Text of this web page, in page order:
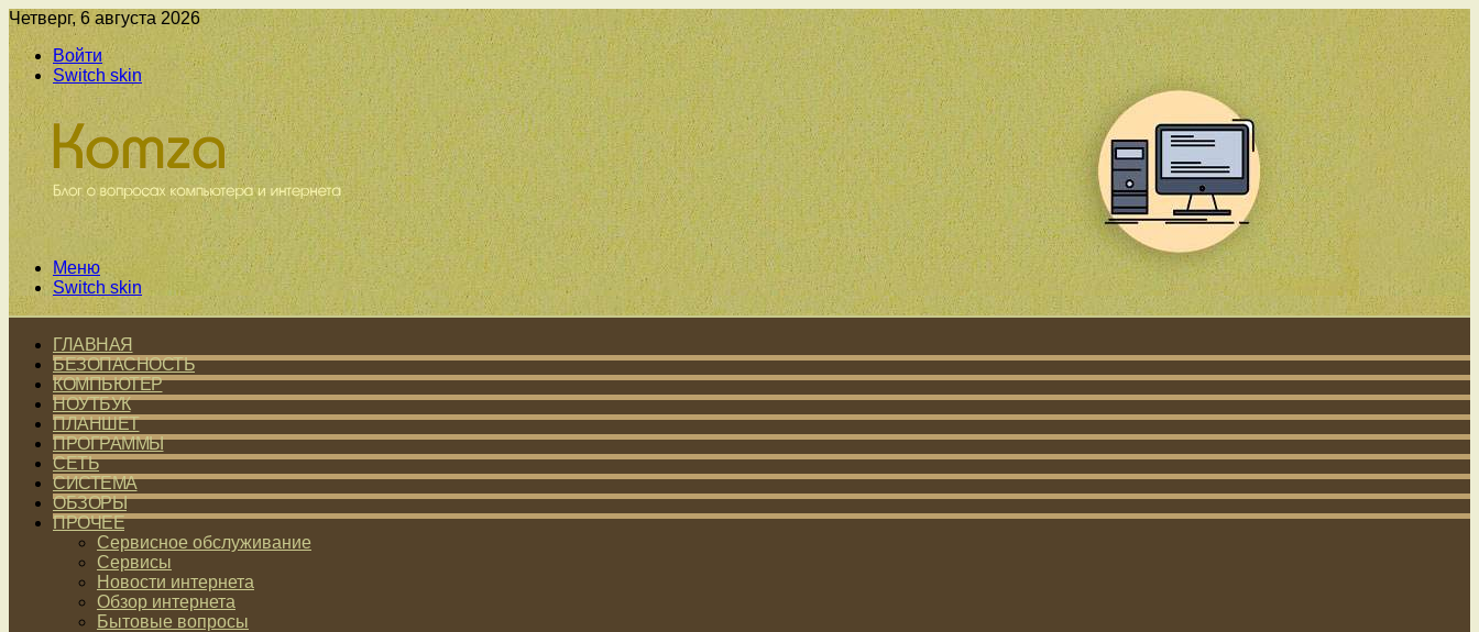
Четверг, 6 августа 2026
Войти
Switch skin
Меню
Switch skin
ГЛАВНАЯ
БЕЗОПАСНОСТЬ
КОМПЬЮТЕР
НОУТБУК
ПЛАНШЕТ
ПРОГРАММЫ
СЕТЬ
СИСТЕМА
ОБЗОРЫ
ПРОЧЕЕ
Сервисное обслуживание
Сервисы
Новости интернета
Обзор интернета
Бытовые вопросы